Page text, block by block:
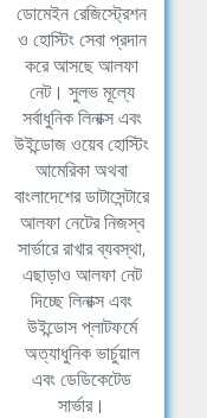
ডোমেইন রেজিস্ট্রেশন
ও হোস্টিং সেবা প্রদান
করে আসছে আলফা
নেট। সুলভ মূল্যে
সর্বাধুনিক লিনাক্স এবং
উইন্ডোজ ওয়েব হোস্টিং
আমেরিকা অথবা
বাংলাদেশের ডাটাসেন্টারে
আলফা নেটের নিজস্ব
সার্ভারে রাখার ব্যবস্থা,
এছাড়াও আলফা নেট
দিচ্ছে লিনাক্স এবং
উইন্ডোস প্লাটফর্মে
অত্যাধুনিক ভার্চুয়াল
এবং ডেডিকেটেড
সার্ভার।